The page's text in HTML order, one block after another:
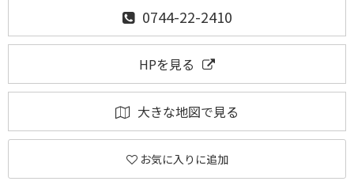
0744-22-2410
HPを見る
大きな地図で見る
お気に入りに追加